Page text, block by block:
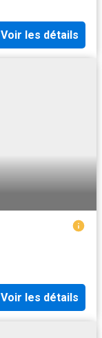
Voir les détails
Voir les détails